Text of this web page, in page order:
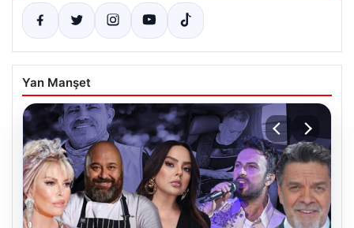
Yan Manşet